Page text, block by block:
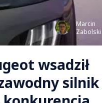
Marcin
Zabolski
wsadził
silnik